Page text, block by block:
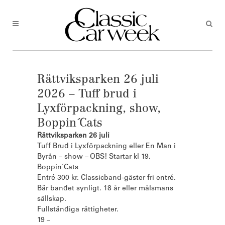
Rättviksparken 26 juli
2026 – Tuff brud i
Lyxförpackning, show,
Boppin´Cats
Rättviksparken 26 juli
Tuff Brud i Lyxförpackning eller En Man i
Byrån – show – OBS! Startar kl 19.
Boppin´Cats
Entré 300 kr. Classicband-gäster fri entré.
Bär bandet synligt. 18 år eller målsmans
sällskap.
Fullständiga rättigheter.
19 –